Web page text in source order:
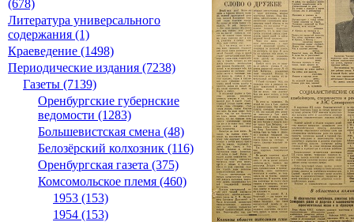
(678)
Литература универсального
содержания (1)
Краеведение (1498)
Периодические издания (7238)
Газеты (7139)
Оренбургские губернские
ведомости (1283)
Большевистская смена (48)
Белозёрский колхозник (116)
Оренбургская газета (375)
Комсомольское племя (460)
1953 (153)
1954 (153)